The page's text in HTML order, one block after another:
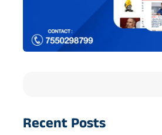
Recent Posts